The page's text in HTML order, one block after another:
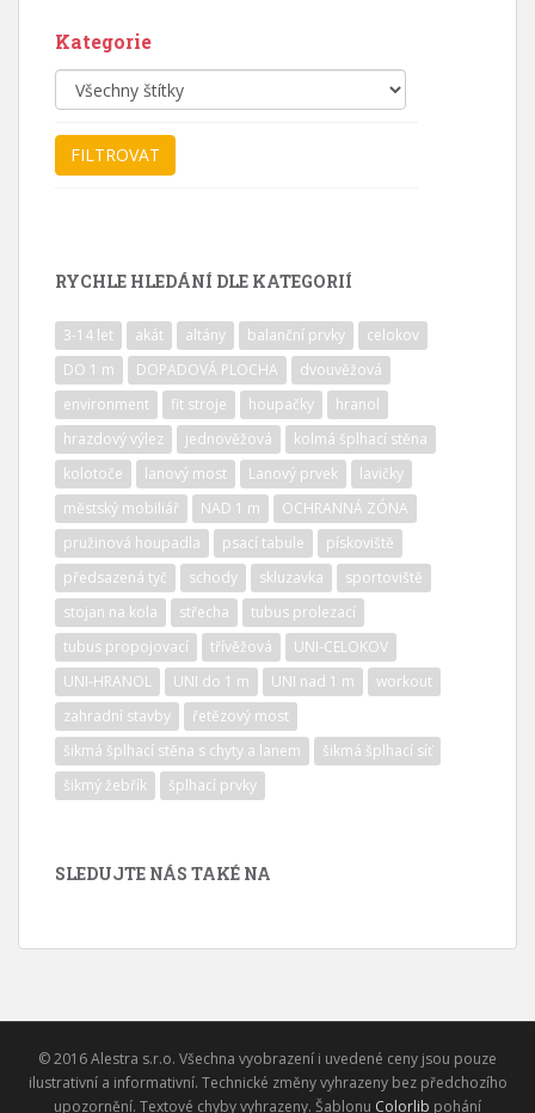
Kategorie
RYCHLE HLEDÁNÍ DLE KATEGORIÍ
3-14 let akát altány balanční prvky
celokov
DO 1 m
DOPADOVÁ PLOCHA
dvouvěžová
environment
fit stroje houpačky
hranol
hrazdový výlez
jednověžová
kolmá šplhací stěna
kolotoče
lanový most Lanový prvek
lavičky
městský mobiliář
NAD 1 m
OCHRANNÁ ZÓNA
pružinová houpadla
psací tabule
pískoviště
předsazená tyč
schody skluzavka
sportoviště
stojan na kola
střecha
tubus prolezací
tubus propojovací
třívěžová
UNI-CELOKOV
UNI-HRANOL
UNI do 1 m UNI nad 1 m
workout
zahradní stavby
řetězový most
šikmá šplhací stěna s chyty a lanem
šikmá šplhací síť
šikmý žebřík
šplhací prvky
SLEDUJTE NÁS TAKÉ NA
© 2016 Alestra s.r.o. Všechna vyobrazení i uvedené ceny jsou pouze
ilustrativní a informativní. Technické změny vyhrazeny bez předchozího
upozornění. Textové chyby vyhrazeny. Šablonu Colorlib pohání